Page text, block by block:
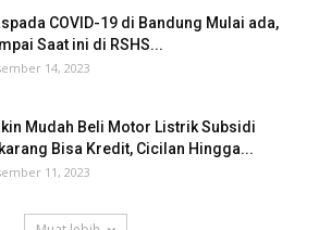
COVID-19 di Bandung Mulai ada,
Saat ini di RSHS...
14, 2023
Mudah Beli Motor Listrik Subsidi
Bisa Kredit, Cicilan Hingga...
11, 2023